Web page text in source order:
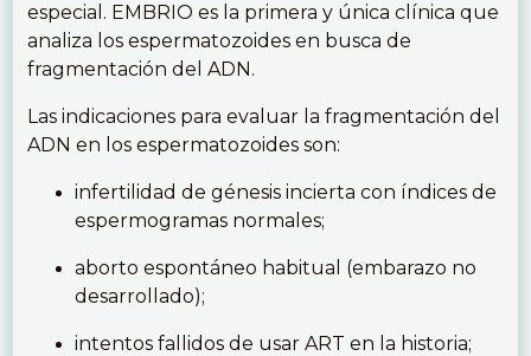
especial. EMBRIO es la primera y única clínica que
analiza los espermatozoides en busca de
fragmentación del ADN.
Las indicaciones para evaluar la fragmentación del
ADN en los espermatozoides son:
infertilidad de génesis incierta con índices de
espermogramas normales;
aborto espontáneo habitual (embarazo no
desarrollado);
intentos fallidos de usar ART en la historia;